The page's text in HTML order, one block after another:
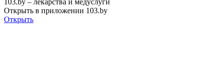
103.by – лекарства и медуслуги
Открыть в приложении 103.by
Открыть